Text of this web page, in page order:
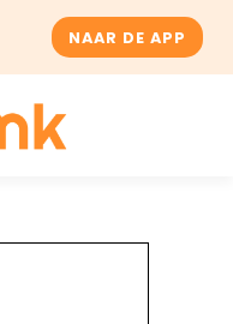
NAAR DE APP